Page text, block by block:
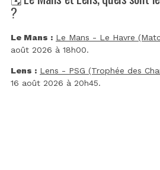
?
Le Mans : Le Mans - Le Havre
août 2026 à 18h00.
Lens : Lens - PSG (Trophée des
16 août 2026 à 20h45.